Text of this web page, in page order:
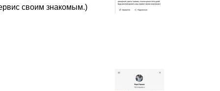
своим знакомым.)